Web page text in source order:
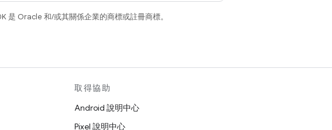
是 Oracle 和/或其關係企業的商標或註冊商標。
取得協助
Android 說明中心
Pixel 說明中心